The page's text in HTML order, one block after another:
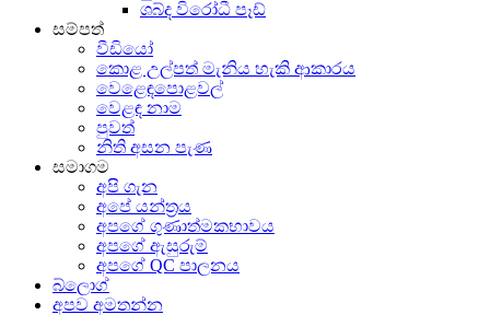
ශබ්ද විරෝධී පෑඩ්
සම්පත්
වීඩියෝ
කොළ උල්පත් මැනිය හැකි ආකාරය
වෙළෙඳපොළවල්
වෙළඳ නාම
පුවත්
නිති අසන පැණ
සමාගම
අපි ගැන
අපේ යන්ත්‍රය
අපගේ ගුණාත්මකභාවය
අපගේ ඇසුරුම්
අපගේ QC පාලනය
බ්ලොග්
අපව අමතන්න